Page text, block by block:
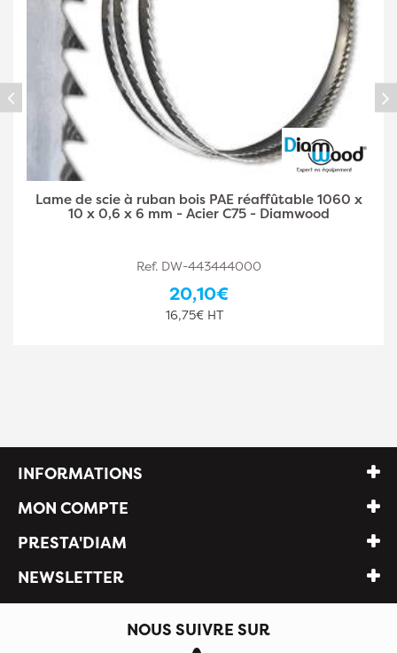
Lame de Scie à Ruban Bois PAE Réaffûtable 1060 x
6 x 0,5 x 4 mm - Acier C75 - Diamwood
Ref. DW-443444001
25,10€
20,92€ HT
INFORMATIONS
MON COMPTE
PRESTA'DIAM
NEWSLETTER
NOUS SUIVRE SUR